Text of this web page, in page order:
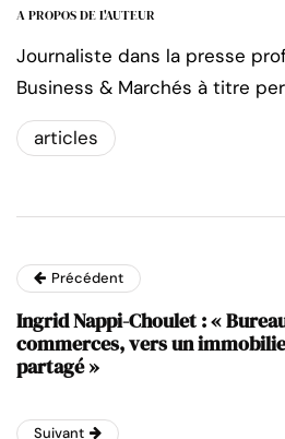
A PROPOS DE L'AUTEUR
Journaliste dans la presse
Business & Marchés à titre
articles
Précédent
Ingrid Nappi-Choulet : «
commerces, vers un
partagé »
Suivant